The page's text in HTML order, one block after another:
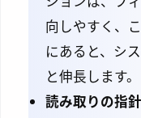
向しやすく、
にあると、シ
と伸長します。
読み取りの指針